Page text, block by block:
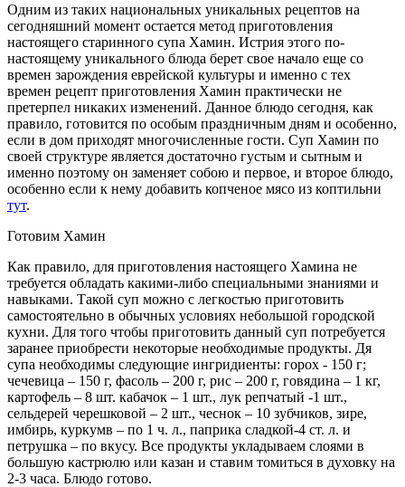
Одним из таких национальных уникальных рецептов на
сегодняшний момент остается метод приготовления
настоящего старинного супа Хамин. Истрия этого по-
настоящему уникального блюда берет свое начало еще со
времен зарождения еврейской культуры и именно с тех
времен рецепт приготовления Хамин практически не
претерпел никаких изменений. Данное блюдо сегодня, как
правило, готовится по особым праздничным дням и особенно,
если в дом приходят многочисленные гости. Суп Хамин по
своей структуре является достаточно густым и сытным и
именно поэтому он заменяет собою и первое, и второе блюдо,
особенно если к нему добавить копченое мясо из коптильни
тут.
Готовим Хамин
Как правило, для приготовления настоящего Хамина не
требуется обладать какими-либо специальными знаниями и
навыками. Такой суп можно с легкостью приготовить
самостоятельно в обычных условиях небольшой городской
кухни. Для того чтобы приготовить данный суп потребуется
заранее приобрести некоторые необходимые продукты. Дя
супа необходимы следующие ингридиенты: горох - 150 г;
чечевица – 150 г, фасоль – 200 г, рис – 200 г, говядина – 1 кг,
картофель – 8 шт. кабачок – 1 шт., лук репчатый -1 шт.,
сельдерей черешковой – 2 шт., чеснок – 10 зубчиков, зире,
имбирь, куркумв – по 1 ч. л., паприка сладкой-4 ст. л. и
петрушка – по вкусу. Все продукты укладываем слоями в
большую кастрюлю или казан и ставим томиться в духовку на
2-3 часа. Блюдо готово.